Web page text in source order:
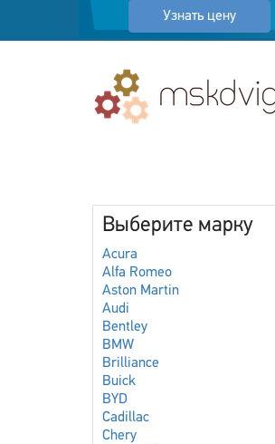
Узнать цену
Выберите марку
Acura
Alfa Romeo
Aston Martin
Audi
Bentley
BMW
Brilliance
Buick
BYD
Cadillac
Chery